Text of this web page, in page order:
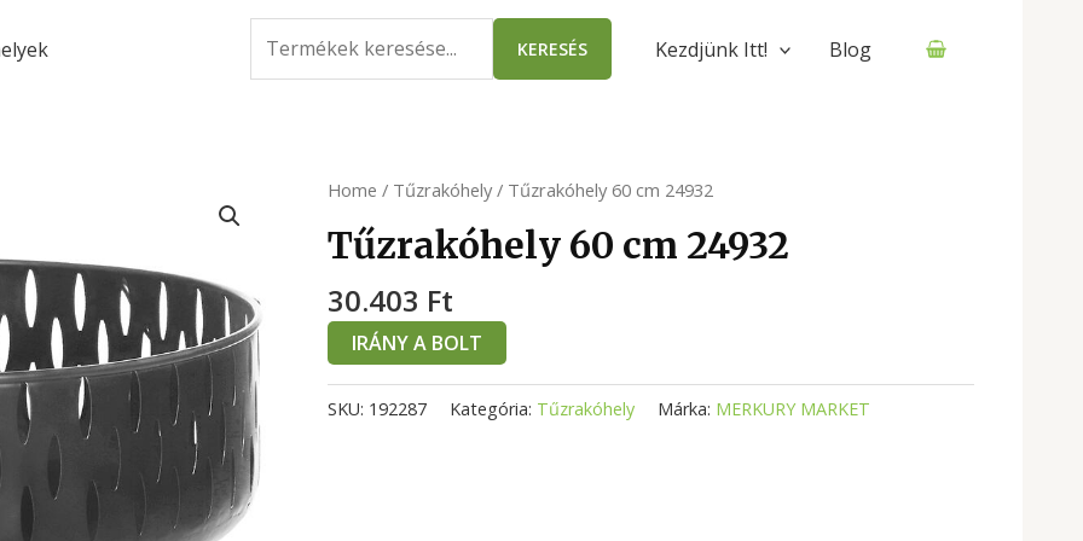
for:
KERESÉS Kezdjünk Itt! Blog
Home / Tűzrakóhely/ Tűzrakóhely 60 cm 24932
Tűzrakóhely 60 cm 24932
30.403 Ft
IRÁNY A BOLT
SKU: 192287 Kategória: Tűzrakóhely Márka: MERKURY MARKET